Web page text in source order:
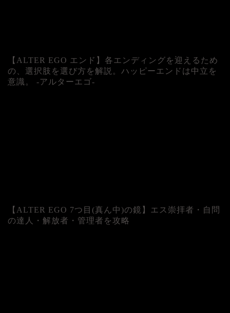
【ALTER EGO エンド】各エンディングを迎えるため
の、選択肢を選び方を解説。ハッピーエンドは中立を
意識。 -アルターエゴ-
【ALTER EGO 7つ目(真ん中)の鏡】エス崇拝者・自問
の達人・解放者・管理者を攻略